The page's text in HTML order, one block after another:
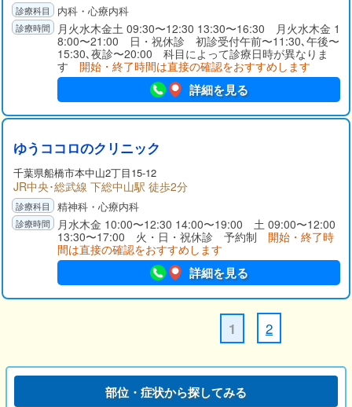
内科・心療内科
月火水木金土 09:30〜12:30 13:30〜16:30 月火水木金 1
8:00〜21:00 日・祝休診 初診受付午前〜11:30､午後〜
15:30､夜診〜20:00 科目によって診療日時が異なりま
す 開始・終了時間は直接の確認をおすすめします
詳細を見る
ゆうココロのクリニック
千葉県船橋市本中山2丁目15-12
JR中央･総武線 下総中山駅 徒歩2分
精神科・心療内科
月水木金 10:00〜12:30 14:00〜19:00 土 09:00〜12:00
13:30〜17:00 火・日・祝休診 予約制 開始・終了時
間は直接の確認をおすすめします
詳細を見る
1 2
部位・症状から探してみる